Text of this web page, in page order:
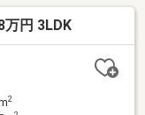
お約束します◎■
めてご案内・全種
・ハウスドゥ全国
口コミランキ
万円 3LDK
2